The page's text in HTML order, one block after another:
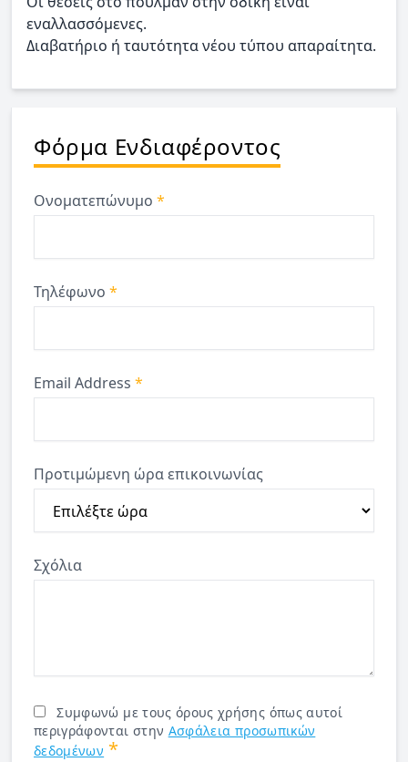
εναλλασσόμενες.
Διαβατήριο ή ταυτότητα νέου τύπου απαραίτητα.
Φόρμα Ενδιαφέροντος
Ονοματεπώνυμο *
Τηλέφωνο *
Email Address *
Προτιμώμενη ώρα επικοινωνίας
Σχόλια
Συμφωνώ με τους όρους χρήσης όπως αυτοί
περιγράφονται στην Ασφάλεια προσωπικών
δεδομένων *